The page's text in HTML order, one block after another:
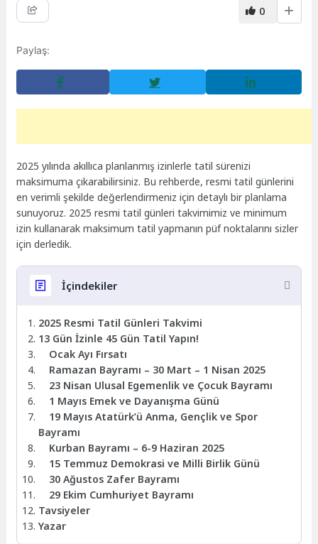
0
Paylaş:
2025 yılında akıllıca planlanmış izinlerle tatil sürenizi
maksimuma çıkarabilirsiniz. Bu rehberde, resmi tatil günlerini
en verimli şekilde değerlendirmeniz için detaylı bir planlama
sunuyoruz. 2025 resmi tatil günleri takvimimiz ve minimum
izin kullanarak maksimum tatil yapmanın püf noktalarını sizler
için derledik.
İçindekiler
2025 Resmi Tatil Günleri Takvimi
13 Gün İzinle 45 Gün Tatil Yapın!
Ocak Ayı Fırsatı
Ramazan Bayramı – 30 Mart – 1 Nisan 2025
23 Nisan Ulusal Egemenlik ve Çocuk Bayramı
1 Mayıs Emek ve Dayanışma Günü
19 Mayıs Atatürk’ü Anma, Gençlik ve Spor
Bayramı
Kurban Bayramı – 6-9 Haziran 2025
15 Temmuz Demokrasi ve Milli Birlik Günü
30 Ağustos Zafer Bayramı
29 Ekim Cumhuriyet Bayramı
Tavsiyeler
Yazar